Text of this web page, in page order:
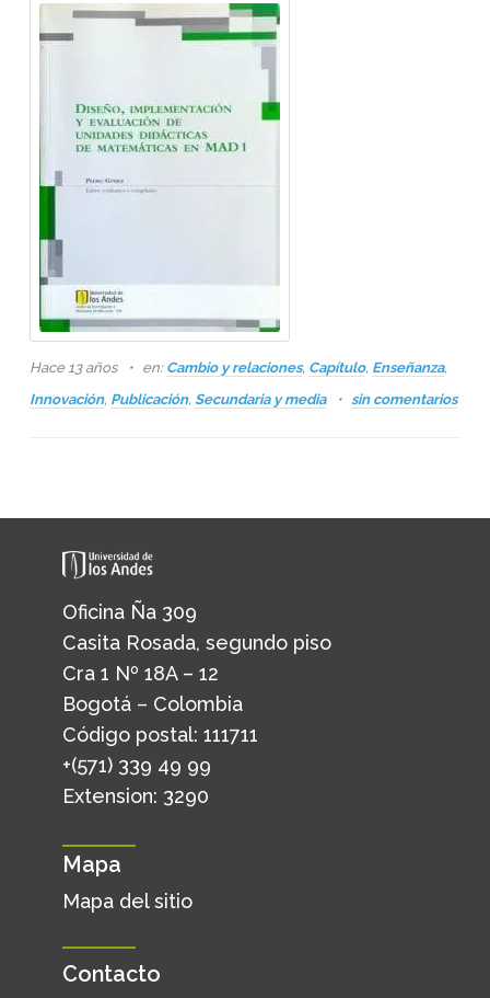
Hace 13 años en: Cambio y relaciones, Capítulo, Enseñanza,
Innovación, Publicación, Secundaria y media sin comentarios
Oficina Ña 309
Casita Rosada, segundo piso
Cra 1 Nº 18A – 12
Bogotá – Colombia
Código postal: 111711
+(571) 339 49 99
Extension: 3290
Mapa
Mapa del sitio
Contacto